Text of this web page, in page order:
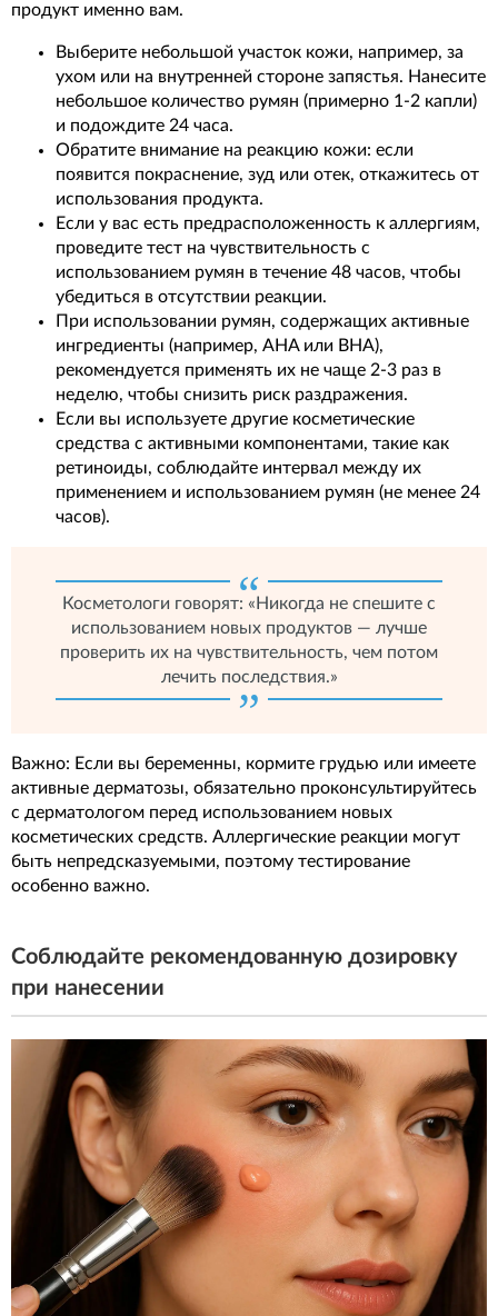
продукт именно вам.
Выберите небольшой участок кожи, например, за
ухом или на внутренней стороне запястья. Нанесите
небольшое количество румян (примерно 1-2 капли)
и подождите 24 часа.
Обратите внимание на реакцию кожи: если
появится покраснение, зуд или отек, откажитесь от
использования продукта.
Если у вас есть предрасположенность к аллергиям,
проведите тест на чувствительность с
использованием румян в течение 48 часов, чтобы
убедиться в отсутствии реакции.
При использовании румян, содержащих активные
ингредиенты (например, AHA или BHA),
рекомендуется применять их не чаще 2-3 раз в
неделю, чтобы снизить риск раздражения.
Если вы используете другие косметические
средства с активными компонентами, такие как
ретиноиды, соблюдайте интервал между их
применением и использованием румян (не менее 24
часов).
Косметологи говорят: «Никогда не спешите с
использованием новых продуктов — лучше
проверить их на чувствительность, чем потом
лечить последствия.»
Важно: Если вы беременны, кормите грудью или имеете
активные дерматозы, обязательно проконсультируйтесь
с дерматологом перед использованием новых
косметических средств. Аллергические реакции могут
быть непредсказуемыми, поэтому тестирование
особенно важно.
Соблюдайте рекомендованную дозировку
при нанесении